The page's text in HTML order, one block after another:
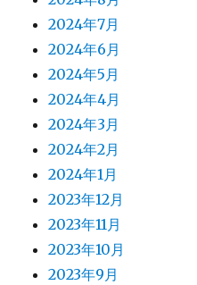
2024年7月
2024年6月
2024年5月
2024年4月
2024年3月
2024年2月
2024年1月
2023年12月
2023年11月
2023年10月
2023年9月